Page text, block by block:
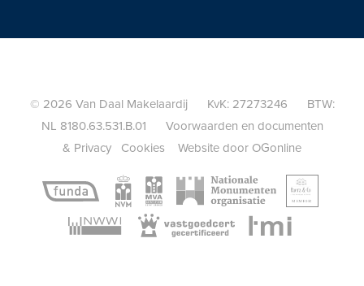
© 2026 Van Daal Makelaardij KvK: 27273246 BTW:
NL 8180.63.531.B.01 Voorwaarden en documenten
& Privacy Cookies Website door OGonline